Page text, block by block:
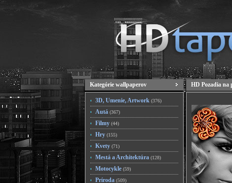
Kategórie wallpaperov
3D, Umenie, Artwork (376)
Autá (367)
Filmy (44)
Hry (155)
Kvety (71)
Mestá a Architektúra (128)
Motocykle (59)
Príroda (509)
HD Pozadia na